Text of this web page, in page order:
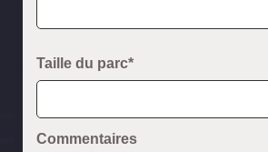
Taille du parc*
Commentaires